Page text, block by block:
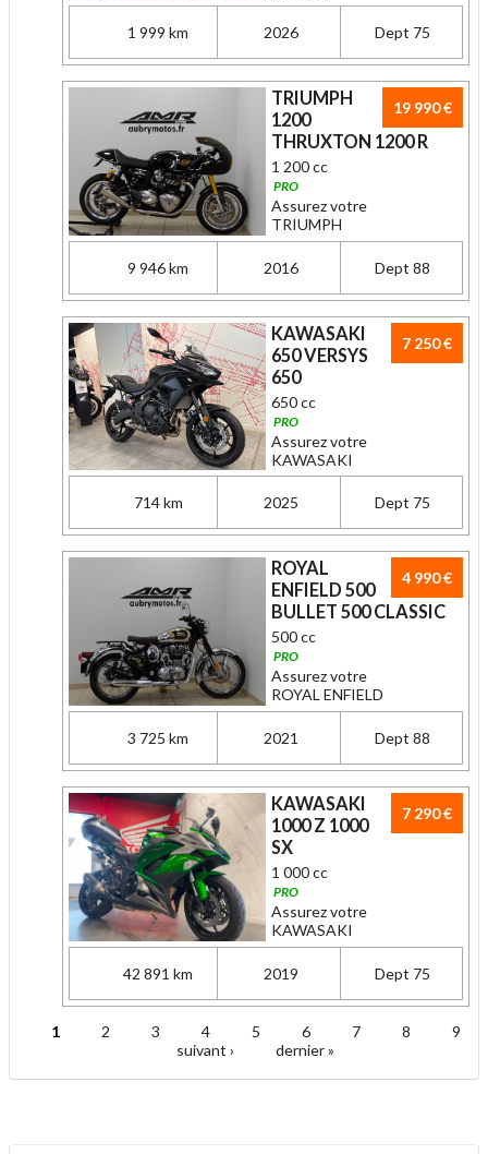
1 999 km 2026 Dept 75
19 990 €
TRIUMPH
1200
THRUXTON 1200 R
1 200 cc
PRO
Assurez votre
TRIUMPH
9 946 km 2016 Dept 88
7 250 €
KAWASAKI
650 VERSYS
650
650 cc
PRO
Assurez votre
KAWASAKI
714 km 2025 Dept 75
4 990 €
ROYAL
ENFIELD 500
BULLET 500 CLASSIC
500 cc
PRO
Assurez votre
ROYAL ENFIELD
3 725 km 2021 Dept 88
7 290 €
KAWASAKI
1000 Z 1000
SX
1 000 cc
PRO
Assurez votre
KAWASAKI
42 891 km 2019 Dept 75
Pages
1 2 3 4 5 6 7 8
9
suivant ›
dernier »